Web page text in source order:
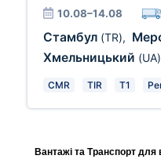
10.08–14.08
Стамбул (TR),
Хмельницький (UA)
CMR TIR T1
Вантажі та Транспорт